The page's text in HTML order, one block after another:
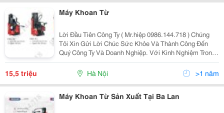
Máy Khoan Từ
Lời Đầu Tiên Công Ty ( Mr.hiệp 0986.144.718 ) Chúng
Tôi Xin Gửi Lời Chúc Sức Khỏe Và Thành Công Đến
Quý Công Ty Và Doanh Nghiệp. Với Kinh Nghiệm Trong
Lĩnh Vực Cung Cấp Thiết Bị Và Vật Liệu Hàn, Cắt
Weldtec Tự Hào Là Doanh Nghiệp Lớn Và Uy Tín Hàng
15,5 triệu Hà Nội >1 năm
Máy Khoan Từ Sản Xuất Tại Ba Lan